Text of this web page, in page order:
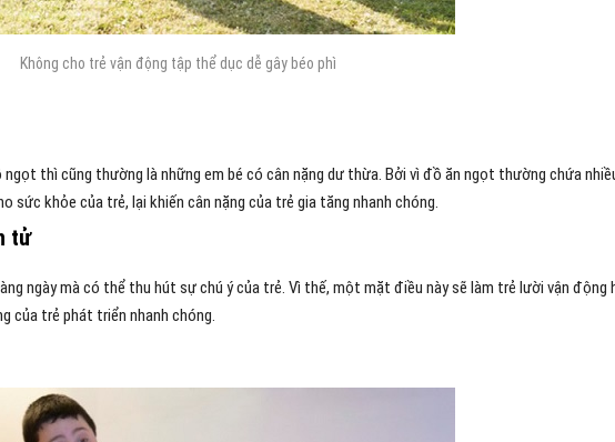
Không cho trẻ vận động tập thể dục dễ gây béo phì
thì cũng thường là những em bé có cân nặng dư thừa. Bởi vì đồ ăn ngọt thường chứa
sức khỏe của trẻ, lại khiến cân nặng của trẻ gia tăng nhanh chóng.
tử
ngày mà có thể thu hút sự chú ý của trẻ. Vì thế, một mặt điều này sẽ làm trẻ lười vận động
của trẻ phát triển nhanh chóng.